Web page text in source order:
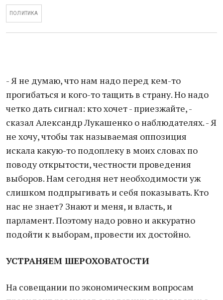
ПОЛИТИКА
- Я не думаю, что нам надо перед кем-то
прогибаться и кого-то тащить в страну. Но надо
четко дать сигнал: кто хочет - приезжайте, -
сказал Александр Лукашенко о наблюдателях. - Я
не хочу, чтобы так называемая оппозиция
искала какую-то подоплеку в моих словах по
поводу открытости, честности проведения
выборов. Нам сегодня нет необходимости уж
слишком подпрыгивать и себя показывать. Кто
нас не знает? Знают и меня, и власть, и
парламент. Поэтому надо ровно и аккуратно
подойти к выборам, провести их достойно.
УСТРАНЯЕМ ШЕРОХОВАТОСТИ
На совещании по экономическим вопросам